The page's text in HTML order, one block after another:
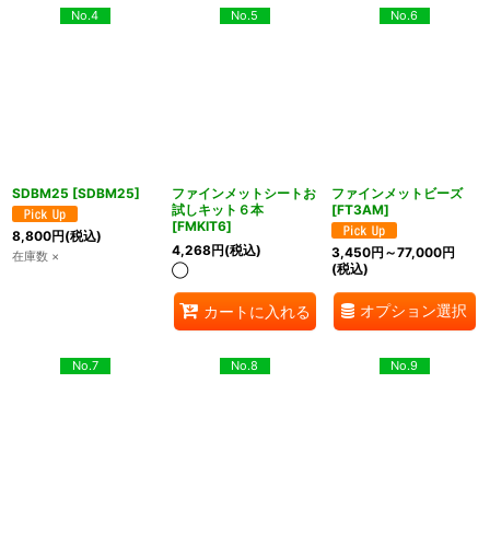
No.4
SDBM25 [SDBM25]
8,800円(税込)
在庫数 ×
No.5
ファインメットシートお
試しキット６本
[FMKIT6]
4,268円(税込)
◯
カートに入れる
No.6
ファインメットビーズ
[FT3AM]
3,450円 ～77,000円
(税込)
オプション選択
No.7 No.8 No.9